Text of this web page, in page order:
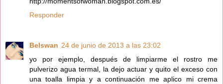
Responder
Belswan 24 de junio de 2013 a las 23:02
yo por ejemplo, después de limpiarme el rostro me
pulverizo agua termal, la dejo actuar y quito el exceso con
una toalla limpia y a continuación me aplico mi crema